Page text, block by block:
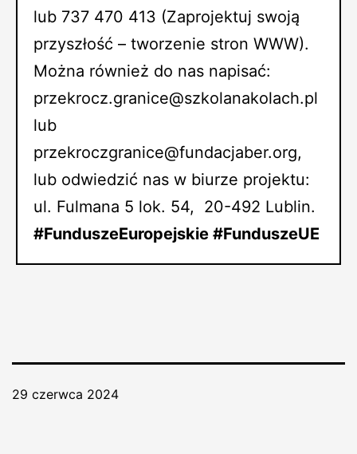
lub 737 470 413 (Zaprojektuj swoją
przyszłość – tworzenie stron WWW).
Można również do nas napisać:
przekrocz.granice@szkolanakolach.pl
lub
przekroczgranice@fundacjaber.org,
lub odwiedzić nas w biurze projektu:
ul. Fulmana 5 lok. 54, 20-492 Lublin.
#FunduszeEuropejskie #FunduszeUE
29 czerwca 2024